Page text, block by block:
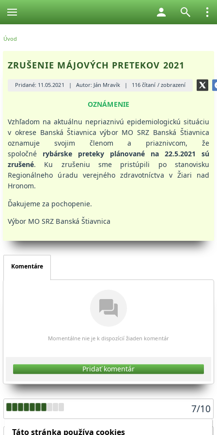
7/10
Úvod
ZRUŠENIE MÁJOVÝCH PRETEKOV 2021
Pridané: 11.05.2021 | Autor: Ján Mravík | 116 čítaní / zobrazení
OZNÁMENIE
Vzhľadom na aktuálnu nepriaznivú epidemiologickú situáciu
v okrese Banská Štiavnica výbor MO SRZ Banská Štiavnica
oznamuje svojim členom a priaznivcom, že
spoločné rybárske preteky plánované na 22.5.2021 sú
zrušené. Ku zrušeniu sme pristúpili po stanovisku
Regionálneho úradu verejného zdravotníctva v Žiari nad
Hronom.
Ďakujeme za pochopenie.
Výbor MO SRZ Banská Štiavnica
Komentáre
Momentálne nie je k dispozícií žiaden komentár
Pridať komentár
Táto stránka používa cookies